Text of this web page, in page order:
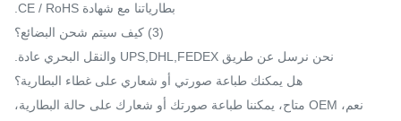
بطارياتنا مع شهادة CE / RoHS.
(3) كيف سيتم شحن البضائع؟
نحن نرسل عن طريق UPS,DHL,FEDEX والنقل البحري عادة.
هل يمكنك طباعة صورتي أو شعاري على غطاء البطارية؟
نعم، OEM متاح، يمكننا طباعة صورتك أو شعارك على حالة البطارية،